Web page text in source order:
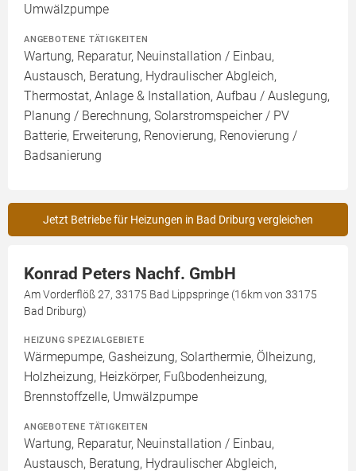
Umwälzpumpe
ANGEBOTENE TÄTIGKEITEN
Wartung, Reparatur, Neuinstallation / Einbau,
Austausch, Beratung, Hydraulischer Abgleich,
Thermostat, Anlage & Installation, Aufbau / Auslegung,
Planung / Berechnung, Solarstromspeicher / PV
Batterie, Erweiterung, Renovierung, Renovierung /
Badsanierung
Jetzt Betriebe für Heizungen in Bad Driburg vergleichen
Konrad Peters Nachf. GmbH
Am Vorderflöß 27, 33175 Bad Lippspringe (16km von 33175
Bad Driburg)
HEIZUNG SPEZIALGEBIETE
Wärmepumpe, Gasheizung, Solarthermie, Ölheizung,
Holzheizung, Heizkörper, Fußbodenheizung,
Brennstoffzelle, Umwälzpumpe
ANGEBOTENE TÄTIGKEITEN
Wartung, Reparatur, Neuinstallation / Einbau,
Austausch, Beratung, Hydraulischer Abgleich,